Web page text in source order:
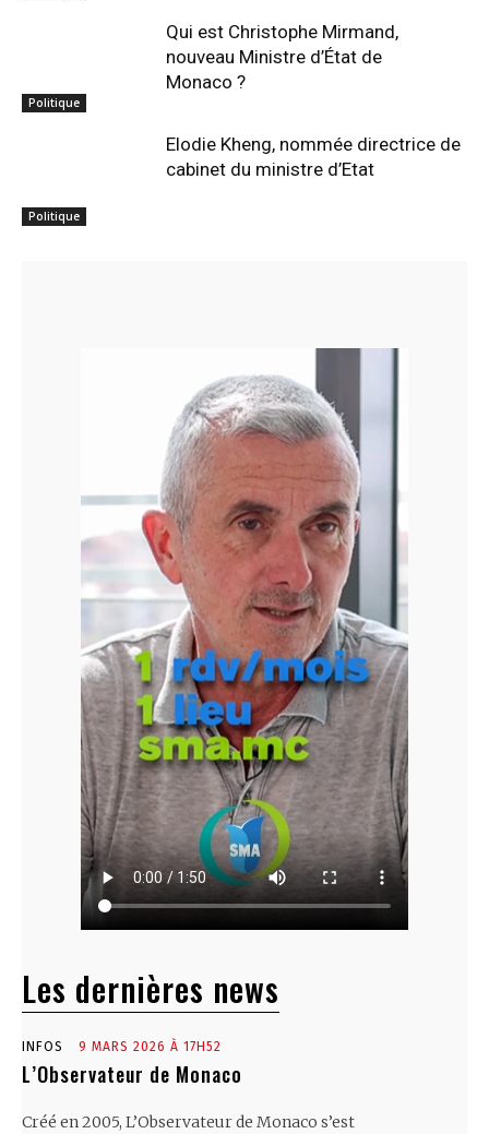
Politique
Qui est Christophe Mirmand,
nouveau Ministre d’État de
Monaco ?
Politique
Elodie Kheng, nommée directrice de
cabinet du ministre d’Etat
Les dernières news
INFOS 9 MARS 2026 À 17H52
L’Observateur de Monaco
Créé en 2005, L’Observateur de Monaco s’est